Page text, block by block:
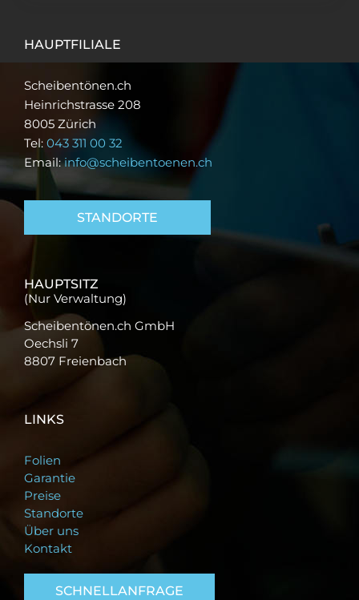
HAUPTFILIALE
Scheibentönen.ch
Heinrichstrasse 208
8005 Zürich
Tel: 043 311 00 32
Email:info@scheibentoenen.ch
STANDORTE
HAUPTSITZ
(Nur Verwaltung)
Scheibentönen.ch GmbH
Oechsli 7
8807 Freienbach
LINKS
Folien
Garantie
Preise
Standorte
Über uns
Kontakt
SCHNELLANFRAGE